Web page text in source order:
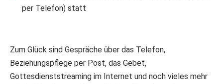
per Telefon) statt
Zum Glück sind Gespräche über das Telefon,
Beziehungspflege per Post, das Gebet,
Gottesdienststreaming im Internet und noch vieles mehr